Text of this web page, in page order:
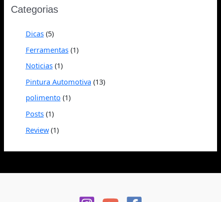
Categorias
Dicas(5)
Ferramentas(1)
Noticias(1)
Pintura Automotiva (13)
polimento (1)
Posts(1)
Review(1)